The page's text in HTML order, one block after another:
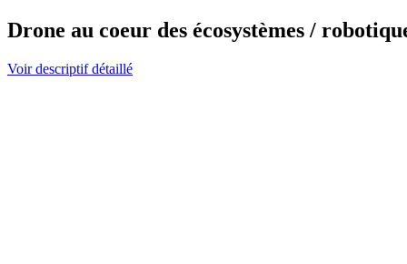
Drone au coeur des écosystèmes /
Voir descriptif détaillé